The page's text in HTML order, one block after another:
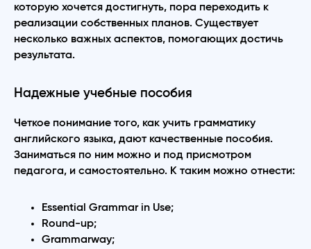
которую хочется достигнуть, пора переходить к
реализации собственных планов. Существует
несколько важных аспектов, помогающих достичь
результата.
Надежные учебные пособия
Четкое понимание того, как учить грамматику
английского языка, дают качественные пособия.
Заниматься по ним можно и под присмотром
педагога, и самостоятельно. К таким можно отнести:
Essential Grammar in Use;
Round-up;
Grammarway;